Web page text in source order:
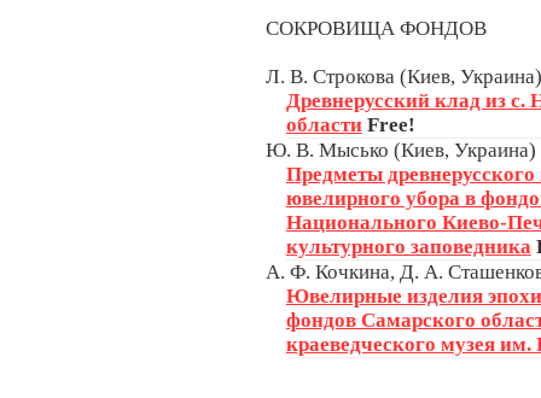
СОКРОВИЩА ФОНДОВ
Л. В. Строкова (Киев, Украина)
Древнерусский клад из
области Free!
Ю. В. Мысько (Киев, Украина)
Предметы
ювелирного убора в
Национального Киево-
культурного заповедника
А. Ф. Кочкина, Д. А.
Ювелирные изделия
фондов Самарского
краеведческого музея